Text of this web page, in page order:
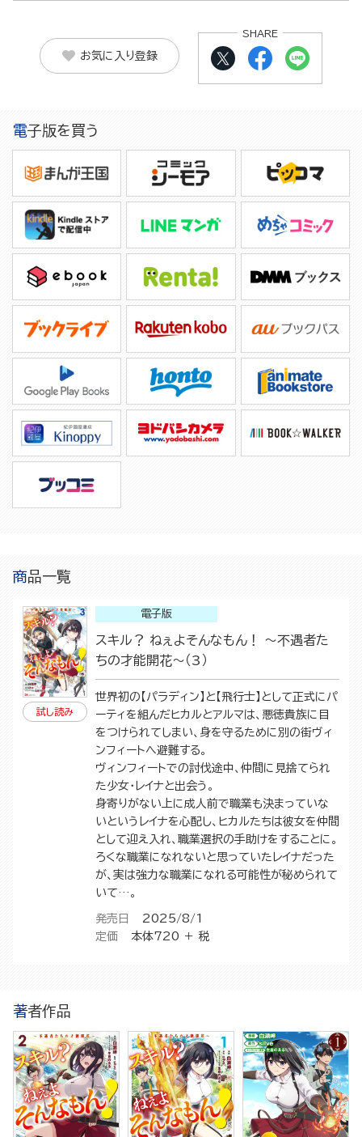
お気に入り登録
SHARE
電子版を買う
商品一覧
試し読み
電子版
スキル？ ねぇよそんなもん！ ～不遇者た
ちの才能開花～（3）
世界初の【パラディン】と【飛行士】として正式にパ
ーティを組んだヒカルとアルマは、悪徳貴族に目
をつけられてしまい、身を守るために別の街ヴィ
ンフィートへ避難する。
ヴィンフィートでの討伐途中、仲間に見捨てられ
た少女・レイナと出会う。
身寄りがない上に成人前で職業も決まっていな
いというレイナを心配し、ヒカルたちは彼女を仲間
として迎え入れ、職業選択の手助けをすることに。
ろくな職業になれないと思っていたレイナだった
が、実は強力な職業になれる可能性が秘められて
いて…。
発売日
2025/8/1
定価
本体720 ＋ 税
著者作品